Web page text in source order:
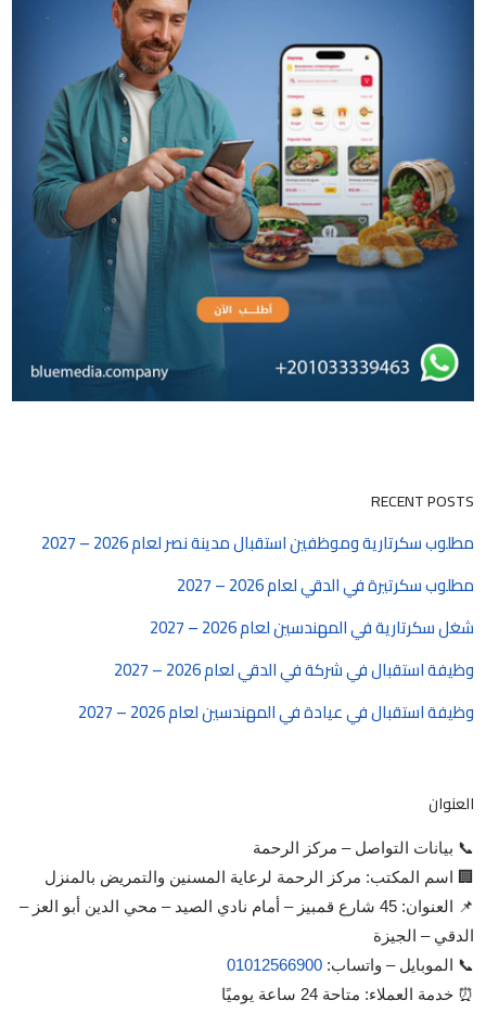
RECENT POSTS
مطلوب سكرتارية وموظفين استقبال مدينة نصر لعام 2026 – 2027
مطلوب سكرتيرة في الدقي لعام 2026 – 2027
شغل سكرتارية في المهندسين لعام 2026 – 2027
وظيفة استقبال في شركة في الدقي لعام 2026 – 2027
وظيفة استقبال في عيادة في المهندسين لعام 2026 – 2027
العنوان
📞 بيانات التواصل – مركز الرحمة
🏢 اسم المكتب: مركز الرحمة لرعاية المسنين والتمريض بالمنزل
📌 العنوان: 45 شارع قمبيز – أمام نادي الصيد – محي الدين أبو العز –
الدقي – الجيزة
📞 الموبايل – واتساب:01012566900
⏰ خدمة العملاء: متاحة 24 ساعة يوميًا